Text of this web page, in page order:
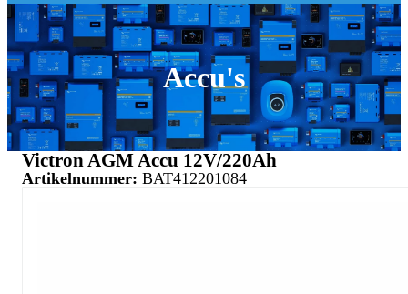
Accu's
Victron AGM Accu 12V/220Ah
Artikelnummer: BAT412201084